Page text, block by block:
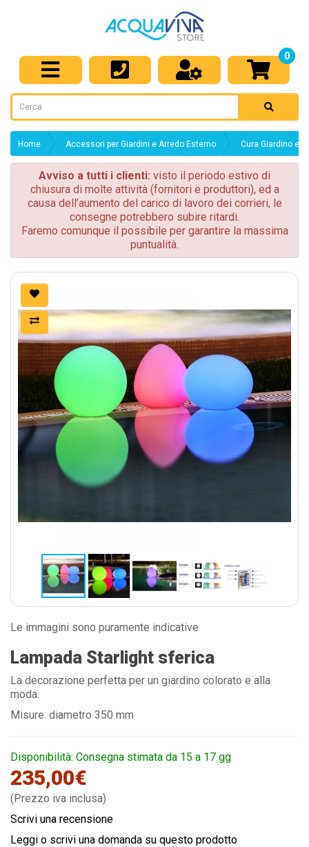
0
Home Accessori per Giardini e Arredo Esterno Cura Giardino e
Avviso a tutti i clienti: visto il periodo estivo di
chiusura di molte attività (fornitori e produttori), ed a
causa dell’aumento del carico di lavoro dei corrieri, le
consegne potrebbero subire ritardi.
Faremo comunque il possibile per garantire la massima
puntualità.
Le immagini sono puramente indicative
Lampada Starlight sferica
La decorazione perfetta per un giardino colorato e alla
moda.
Misure: diametro 350 mm
Disponibilità: Consegna stimata da 15 a 17 gg
235,00€
(Prezzo iva inclusa)
Scrivi una recensione
Leggi o scrivi una domanda su questo prodotto